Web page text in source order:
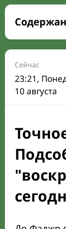
Время
Время
Календарь
Сейчас
23:21 ,
10 августа